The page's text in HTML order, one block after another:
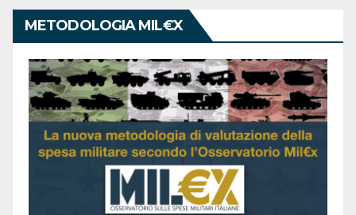
METODOLOGIA MIL€X